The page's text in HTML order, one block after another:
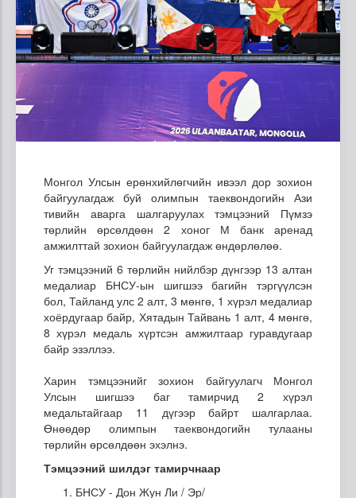
Монгол Улсын ерөнхийлөгчийн ивээл дор зохион
байгуулагдаж буй олимпын таеквондогийн Ази
тивийн аварга шалгаруулах тэмцээний Пүмзэ
төрлийн өрсөлдөөн 2 хоног М банк аренад
амжилттай зохион байгуулагдаж өндөрлөлөө.
Уг тэмцээний 6 төрлийн нийлбэр дүнгээр 13 алтан
медалиар БНСУ-ын шигшээ багийн тэргүүлсэн
бол, Тайланд улс 2 алт, 3 мөнгө, 1 хүрэл медалиар
хоёрдугаар байр, Хятадын Тайвань 1 алт, 4 мөнгө,
8 хүрэл медаль хүртсэн амжилтаар гуравдугаар
байр эзэллээ.
Харин тэмцээнийг зохион байгуулагч Монгол
Улсын шигшээ баг тамирчид 2 хүрэл
медальтайгаар 11 дүгээр байрт шалгарлаа.
Өнөөдөр олимпын таеквондогийн тулааны
төрлийн өрсөлдөөн эхэлнэ.
Тэмцээний шилдэг тамирчнаар
БНСУ - Дон Жун Ли / Эр/